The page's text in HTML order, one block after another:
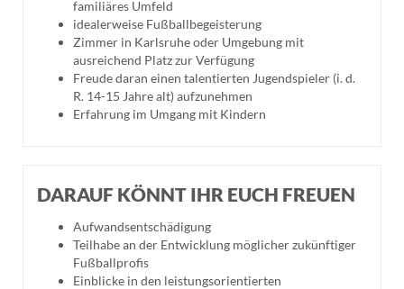
familiäres Umfeld
idealerweise Fußballbegeisterung
Zimmer in Karlsruhe oder Umgebung mit
ausreichend Platz zur Verfügung
Freude daran einen talentierten Jugendspieler (i. d.
R. 14-15 Jahre alt) aufzunehmen
Erfahrung im Umgang mit Kindern
DARAUF KÖNNT IHR EUCH FREUEN
Aufwandsentschädigung
Teilhabe an der Entwicklung möglicher zukünftiger
Fußballprofis
Einblicke in den leistungsorientierten